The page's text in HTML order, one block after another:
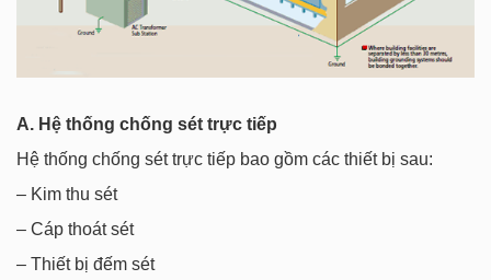
A. Hệ thống chống sét trực tiếp
Hệ thống chống sét trực tiếp bao gồm các thiết bị sau:
– Kim thu sét
– Cáp thoát sét
– Thiết bị đếm sét